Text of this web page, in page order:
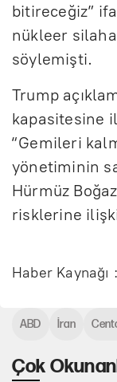
bitireceğiz”
nükleer silaha
söylemişti.
Trump
kapasitesine
“Gemileri
yönetiminin
Hürmüz
risklerine
Haber Kaynağı
Çok
ABD İran